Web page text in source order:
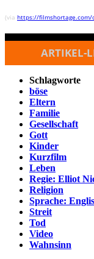
(via https://
ARTIKEL-
Schlagworte
böse
Eltern
Familie
Gesellschaft
Gott
Kinder
Kurzfilm
Leben
Regie: Elliot
Religion
Sprache:
Streit
Tod
Video
Wahnsinn